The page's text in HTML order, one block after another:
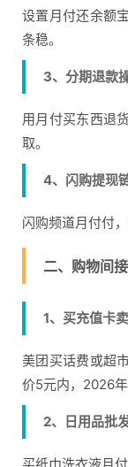
设置月付还余额
条稳。
3、分期退款
用月付买东西退
取。
4、闪购提现
闪购频道月付付
二、购物间
1、买充值卡卖
美团买话费或超
价5元内，2026年
2、日用品批
买纸巾洗衣液月